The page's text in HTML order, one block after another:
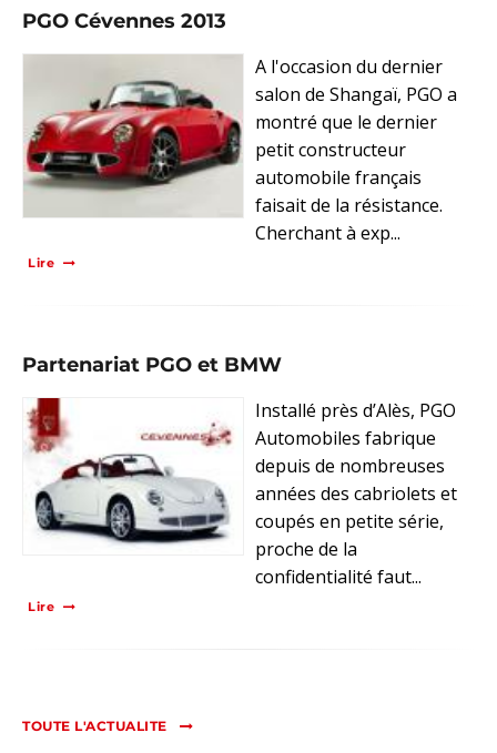
PGO Cévennes 2013
A l'occasion du dernier
salon de Shangaï, PGO a
montré que le dernier
petit constructeur
automobile français
faisait de la résistance.
Cherchant à exp...
Lire
Partenariat PGO et BMW
Installé près d’Alès, PGO
Automobiles fabrique
depuis de nombreuses
années des cabriolets et
coupés en petite série,
proche de la
confidentialité faut...
Lire
TOUTE L'ACTUALITE